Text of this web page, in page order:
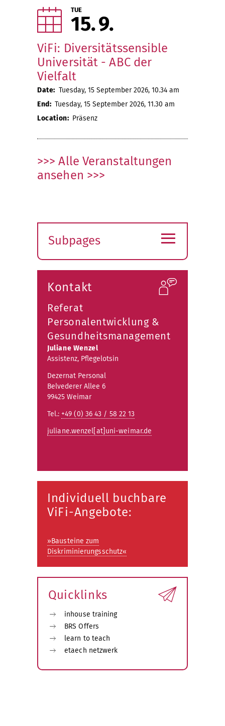
TUE
15 9
ViFi: Diversitätssensible
Universität - ABC der
Vielfalt
Date: Tuesday, 15 September 2026, 10.34 am
End: Tuesday, 15 September 2026, 11.30 am
Location: Präsenz
>>> Alle Veranstaltungen
ansehen >>>
Subpages
submenu
≡
Kontakt
Referat
Personalentwicklung &
Gesundheitsmanagement
Juliane Wenzel
Assistenz, Pflegelotsin
Dezernat Personal
Belvederer Allee 6
99425 Weimar
Tel.: +49 (0) 36 43 / 58 22 13
juliane.wenzel[at]uni-weimar.de
Individuell buchbare
ViFi-Angebote:
»Bausteine zum
Diskriminierungsschutz«
Quicklinks
inhouse training
BRS Offers
learn to teach
etaech netzwerk